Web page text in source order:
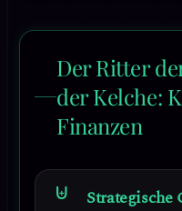
Der Ritter
der Kelche:
Finanzen
Strategische